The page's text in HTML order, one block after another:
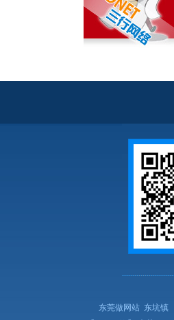
东莞做网站 东坑镇